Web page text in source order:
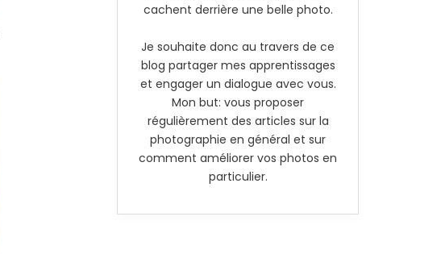
cachent derrière une belle photo.
Je souhaite donc au travers de ce
blog partager mes apprentissages
et engager un dialogue avec vous.
Mon but: vous proposer
régulièrement des articles sur la
photographie en général et sur
comment améliorer vos photos en
particulier.